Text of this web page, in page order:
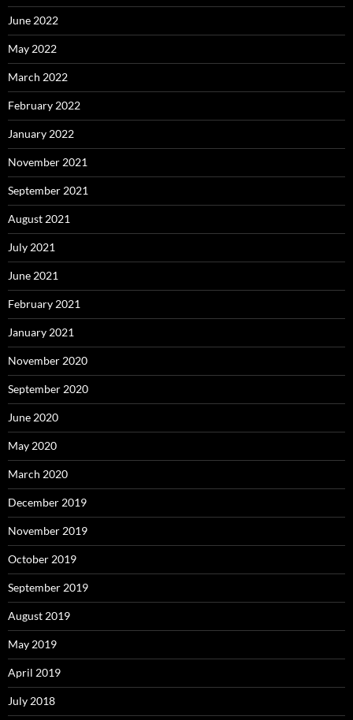
June 2022
May 2022
March 2022
February 2022
January 2022
November 2021
September 2021
August 2021
July 2021
June 2021
February 2021
January 2021
November 2020
September 2020
June 2020
May 2020
March 2020
December 2019
November 2019
October 2019
September 2019
August 2019
May 2019
April 2019
July 2018